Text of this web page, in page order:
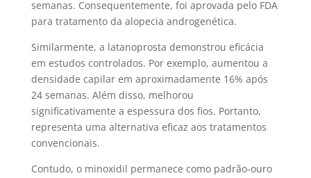
semanas. Consequentemente, foi aprovada pelo FDA
para tratamento da alopecia androgenética.
Similarmente, a latanoprosta demonstrou eficácia
em estudos controlados. Por exemplo, aumentou a
densidade capilar em aproximadamente 16% após
24 semanas. Além disso, melhorou
significativamente a espessura dos fios. Portanto,
representa uma alternativa eficaz aos tratamentos
convencionais.
Contudo, o minoxidil permanece como padrão-ouro